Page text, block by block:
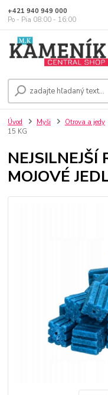
+421 940 949 000
Po - Pia 08:00 - 16:00
Úvod Myši Otrova a jedy
15 KG
MOJOVÉ